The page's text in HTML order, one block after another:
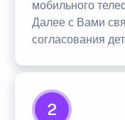
мобильного
Далее с Вами
согласования
2